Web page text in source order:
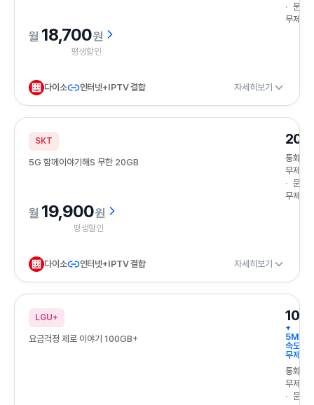
문자
무제한
18,700원
평생할인
다이소 인터넷+IPTV 결합 자세히보기
SKT
5G 함께이야기해S 무한 20GB
통화
무제한
문자
무제한
19,900원
평생할인
다이소 인터넷+IPTV 결합 자세히보기
LGU+
요금걱정 제로 이야기 100GB+
+
속도
무제한
통화
무제한
문자